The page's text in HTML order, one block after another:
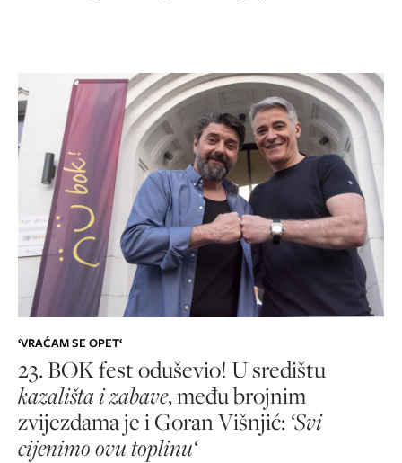
‘VRAĆAM SE OPET‘
23. BOK fest oduševio! U središtu
kazališta i zabave, među brojnim
zvijezdama je i Goran Višnjić: ‘Svi
cijenimo ovu toplinu‘